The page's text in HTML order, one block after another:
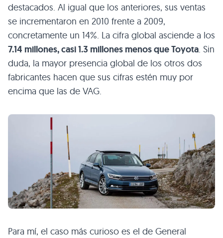
destacados. Al igual que los anteriores, sus ventas
se incrementaron en 2010 frente a 2009,
concretamente un 14%. La cifra global asciende a los
7.14 millones, casi 1.3 millones menos que Toyota. Sin
duda, la mayor presencia global de los otros dos
fabricantes hacen que sus cifras estén muy por
encima que las de VAG.
Para mí, el caso más curioso es el de General